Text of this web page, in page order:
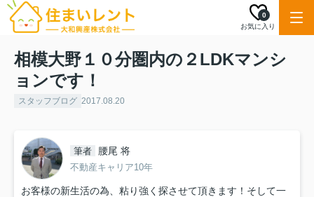
お気に入り
0
相模大野１０分圏内の２LDKマンシ
ョンです！
スタッフブログ 2017.08.20
筆者 腰尾 将
不動産キャリア10年
お客様の新生活の為、粘り強く探させて頂きます！そして一